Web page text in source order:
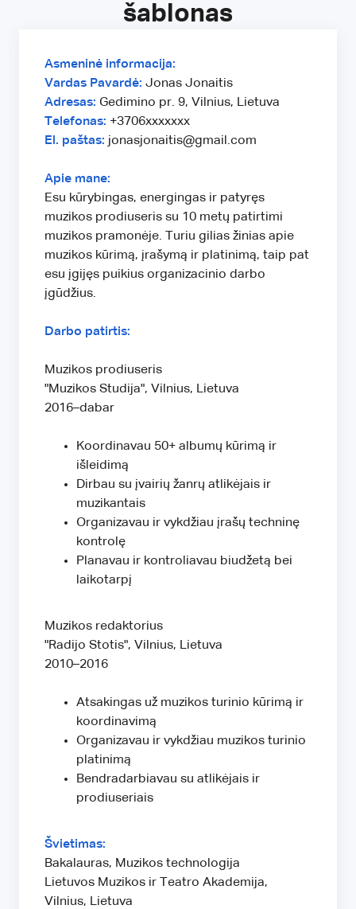
šablonas
Asmeninė informacija:
Vardas Pavardė: Jonas Jonaitis
Adresas: Gedimino pr. 9, Vilnius, Lietuva
Telefonas: +3706xxxxxxx
El. paštas: jonasjonaitis@gmail.com
Apie mane:
Esu kūrybingas, energingas ir patyręs
muzikos prodiuseris su 10 metų patirtimi
muzikos pramonėje. Turiu gilias žinias apie
muzikos kūrimą, įrašymą ir platinimą, taip pat
esu įgijęs puikius organizacinio darbo
įgūdžius.
Darbo patirtis:
Muzikos prodiuseris
"Muzikos Studija", Vilnius, Lietuva
2016–dabar
Koordinavau 50+ albumų kūrimą ir
išleidimą
Dirbau su įvairių žanrų atlikėjais ir
muzikantais
Organizavau ir vykdžiau įrašų techninę
kontrolę
Planavau ir kontroliavau biudžetą bei
laikotarpį
Muzikos redaktorius
"Radijo Stotis", Vilnius, Lietuva
2010–2016
Atsakingas už muzikos turinio kūrimą ir
koordinavimą
Organizavau ir vykdžiau muzikos turinio
platinimą
Bendradarbiavau su atlikėjais ir
prodiuseriais
Švietimas:
Bakalauras, Muzikos technologija
Lietuvos Muzikos ir Teatro Akademija,
Vilnius, Lietuva